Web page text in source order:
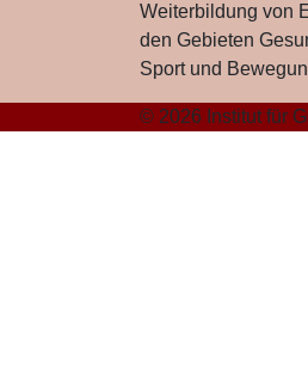
Weiterbildung von
den Gebieten
Sport und
© 2026 Institut für